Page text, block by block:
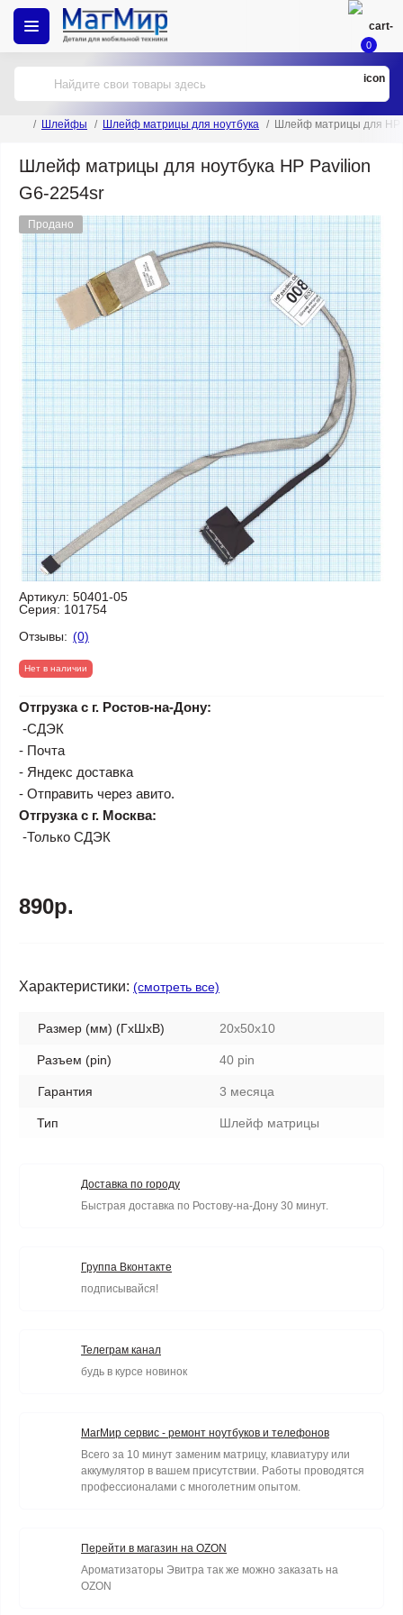
0
Шлейфы Шлейф матрицы для ноутбука Шлейф матрицы для HP
Шлейф матрицы для ноутбука HP Pavilion
G6-2254sr
Продано
Артикул: 50401-05
Серия: 101754
Отзывы: (0)
Нет в наличии
Отгрузка с г. Ростов-на-Дону:
-СДЭК
- Почта
- Яндекс доставка
- Отправить через авито.
Отгрузка с г. Москва:
-Только СДЭК
890р.
Характеристики: (смотреть все)
Размер (мм) (ГхШхВ) 20x50x10
Разъем (pin) 40 pin
Гарантия 3 месяца
Тип Шлейф матрицы
Доставка по городу
Быстрая доставка по Ростову-на-Дону 30 минут.
Группа Вконтакте
подписывайся!
Телеграм канал
будь в курсе новинок
МагМир сервис - ремонт ноутбуков и телефонов
Всего за 10 минут заменим матрицу, клавиатуру или
аккумулятор в вашем присутствии. Работы проводятся
профессионалами с многолетним опытом.
Перейти в магазин на OZON
Ароматизаторы Эвитра так же можно заказать на
OZON